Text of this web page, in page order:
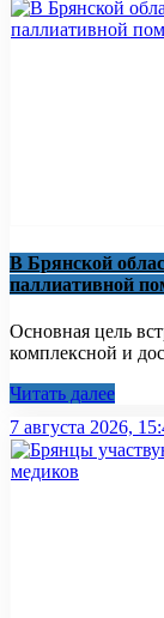
В Брянской
паллиативной
Основная цель
комплексной и
Читать далее
7 августа 2026,